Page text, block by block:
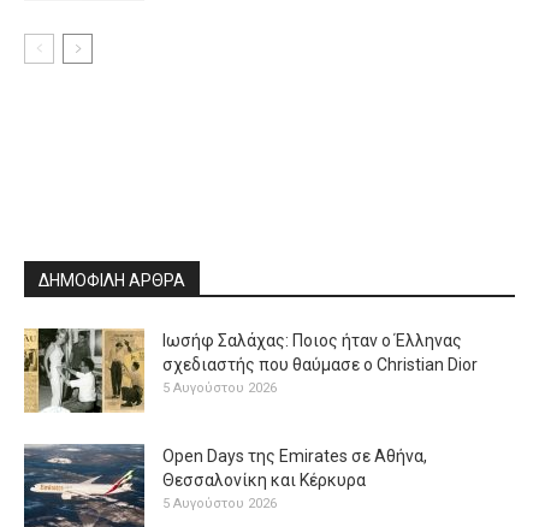
ΔΗΜΟΦΙΛΗ ΑΡΘΡΑ
Ιωσήφ Σαλάχας: Ποιος ήταν ο Έλληνας
σχεδιαστής που θαύμασε ο Christian Dior
5 Αυγούστου 2026
Open Days της Emirates σε Αθήνα,
Θεσσαλονίκη και Κέρκυρα
5 Αυγούστου 2026